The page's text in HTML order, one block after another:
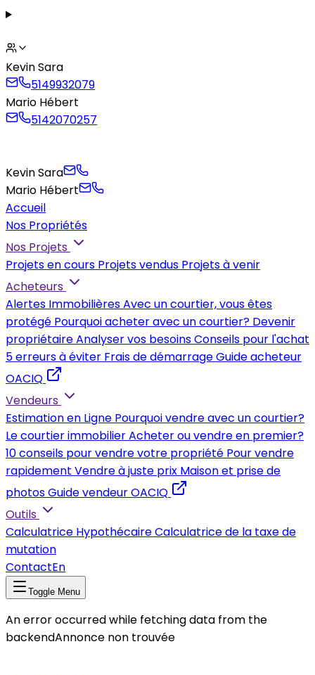
Kevin Sara
5149932079
Mario Hébert
5142070257
Kevin Sara
Mario Hébert
Accueil
Nos Propriétés
Nos Projets
Projets en cours Projets vendus Projets à venir
Acheteurs
Alertes ImmobilièresAvec un courtier, vous êtes
protégé Pourquoi acheter avec un courtier? Devenir
propriétaireAnalyser vos besoinsConseils pour l'achat
5 erreurs à éviter Frais de démarrageGuide acheteur
OACIQ
Vendeurs
Estimation en Ligne Pourquoi vendre avec un courtier?
Le courtier immobilierAcheter ou vendre en premier?
10 conseils pour vendre votre propriété Pour vendre
rapidement Vendre à juste prix Maison et prise de
photosGuide vendeur OACIQ
Outils
Calculatrice HypothécaireCalculatrice de la taxe de
mutation
ContactEn
Toggle Menu
An error occurred while fetching data from the
backendAnnonce non trouvée